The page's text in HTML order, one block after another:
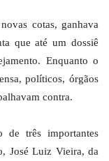
cotas, ganhava
que até um dossiê
Enquanto o
políticos, órgãos
contra.
de três importantes
José Luiz Vieira, da